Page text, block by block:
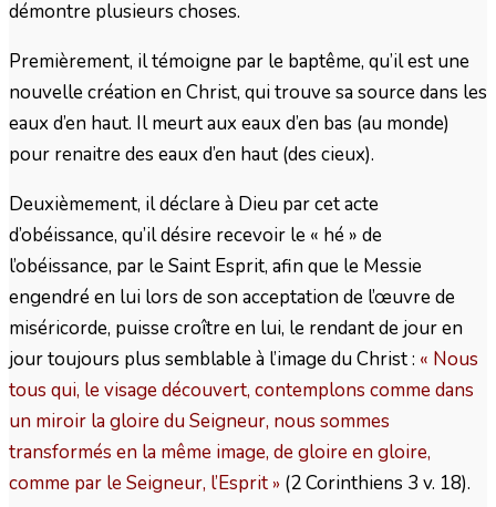
démontre plusieurs choses.
Premièrement, il témoigne par le baptême, qu’il est une
nouvelle création en Christ, qui trouve sa source dans les
eaux d’en haut. Il meurt aux eaux d’en bas (au monde)
pour renaitre des eaux d’en haut (des cieux).
Deuxièmement, il déclare à Dieu par cet acte
d’obéissance, qu’il désire recevoir le « hé » de
l’obéissance, par le Saint Esprit, afin que le Messie
engendré en lui lors de son acceptation de l’œuvre de
miséricorde, puisse croître en lui, le rendant de jour en
jour toujours plus semblable à l’image du Christ : « Nous
tous qui, le visage découvert, contemplons comme dans
un miroir la gloire du Seigneur, nous sommes
transformés en la même image, de gloire en gloire,
comme par le Seigneur, l’Esprit » (2 Corinthiens 3 v. 18).